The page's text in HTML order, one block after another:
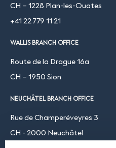
CH – 1228 Plan-les-Ouates
+41 22 779 11 21
WALLIS BRANCH OFFICE
Route de la Drague 16a
CH – 1950 Sion
NEUCHÂTEL BRANCH OFFICE
Rue de Champeréveyres 3
CH - 2000 Neuchâtel